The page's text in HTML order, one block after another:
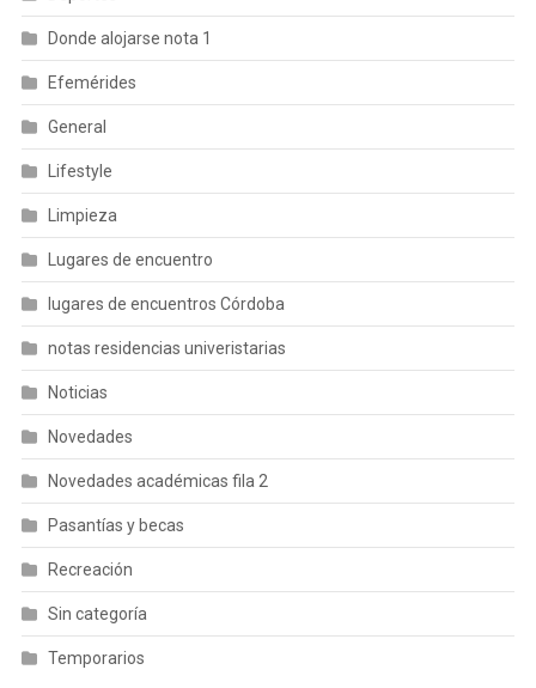
Donde alojarse nota 1
Efemérides
General
Lifestyle
Limpieza
Lugares de encuentro
lugares de encuentros Córdoba
notas residencias univeristarias
Noticias
Novedades
Novedades académicas fila 2
Pasantías y becas
Recreación
Sin categoría
Temporarios